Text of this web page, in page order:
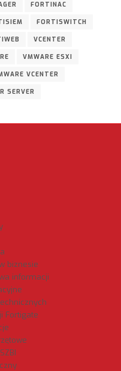
FORTINAC
FORTISWITCH
VCENTER
VMWARE ESXI
VCENTER
SERVER
biznesie
informacji
Fortigate